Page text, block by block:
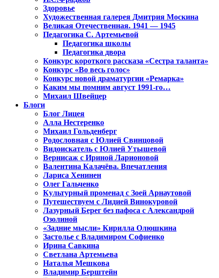
Здоровье
Художественная галерея Дмитрия Москина
Великая Отечественная. 1941 — 1945
Педагогика С. Артемьевой
Педагогика школы
Педагогика двора
Конкурс короткого рассказа «Сестра таланта»
Конкурс «Во весь голос»
Конкурс новой драматургии «Ремарка»
Каким мы помним август 1991-го…
Михаил Швейцер
Блоги
Блог Лицея
Алла Нестеренко
Михаил Гольденберг
Родословная с Юлией Свинцовой
Видоискатель с Юлией Утышевой
Вернисаж с Ириной Ларионовой
Валентина Калачёва. Впечатления
Лариса Хенинен
Олег Гальченко
Культурный променад с Зоей Арнаутовой
Путешествуем с Лидией Винокуровой
Лазурный Берег без пафоса с Александрой
Озолиной
«Задние мысли» Кирилла Олюшкина
Застолье с Владимиром Софиенко
Ирина Савкина
Светлана Артемьева
Наталья Мешкова
Владимир Берштейн